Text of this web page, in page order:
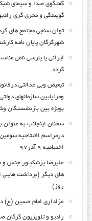
گفتگوی صدا و سیمای
گویندگی و مجری گری
توان سنجی مجتمع های
شهرگرگان پایان نامه
ایرانی یا پارسی نامی
گردد
تبعیض وبی عدالتی
ومزایابین سازمانهای
بویژه بین بازنشستگان
سخنان اینجانب به عنوان
اختتامیه ۹ آذر۹۷
علیرضا پزشکپـور جنس و
های دیگر (برداشت هایـی
روز)
عزاداری امام حسین (ع)
رادیو و تلویزیون گرگان